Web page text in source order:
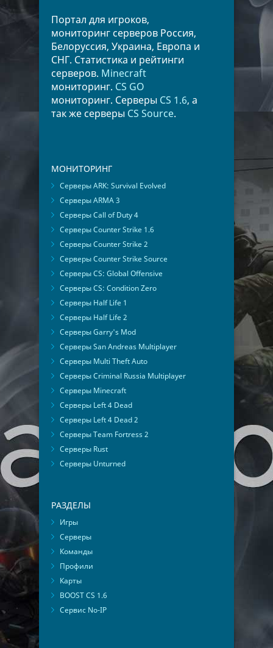
Портал для игроков,
мониторинг серверов Россия,
Белоруссия, Украина, Европа и
СНГ. Статистика и рейтинги
серверов. Minecraft
мониторинг. CS GO
мониторинг. Серверы CS 1.6, а
так же серверы CS Source.
МОНИТОРИНГ
Серверы ARK: Survival Evolved
Серверы ARMA 3
Серверы Call of Duty 4
Серверы Counter Strike 1.6
Серверы Counter Strike 2
Серверы Counter Strike Source
Серверы CS: Global Offensive
Серверы CS: Condition Zero
Серверы Half Life 1
Серверы Half Life 2
Серверы Garry's Mod
Серверы San Andreas Multiplayer
Серверы Multi Theft Auto
Серверы Criminal Russia Multiplayer
Серверы Minecraft
Серверы Left 4 Dead
Серверы Left 4 Dead 2
Серверы Team Fortress 2
Серверы Rust
Серверы Unturned
РАЗДЕЛЫ
Игры
Серверы
Команды
Профили
Карты
BOOST CS 1.6
Сервис No-IP